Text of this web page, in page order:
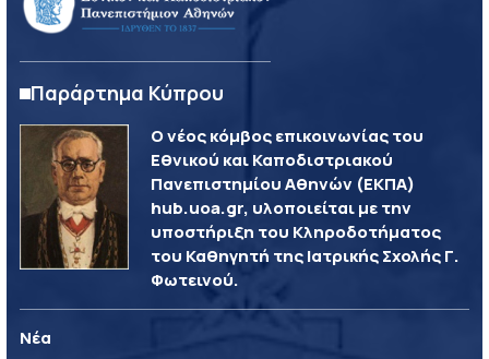
Παράρτημα Κύπρου
Ο νέος κόμβος επικοινωνίας του
Εθνικού και Καποδιστριακού
Πανεπιστημίου Αθηνών (ΕΚΠΑ)
hub.uoa.gr, υλοποιείται με την
υποστήριξη του Κληροδοτήματος
του Καθηγητή της Ιατρικής Σχολής Γ.
Φωτεινού.
Νέα